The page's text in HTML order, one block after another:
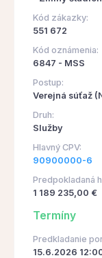
Kód zákazky:
551 672
Kód oznámenia:
6847 - MSS
Postup:
Verejná súťaž
Druh:
Služby
Hlavný CPV:
90900000-6
Predpokladaná
1 189 235,00 €
Termíny
Predkladanie
15.6.2026